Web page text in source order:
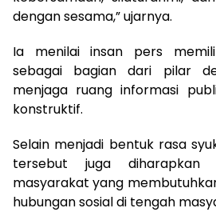
dengan sesama,” ujarnya.
Ia menilai insan pers
sebagai bagian dari pilar
menjaga ruang informasi
konstruktif.
Selain menjadi bentuk rasa
tersebut juga diharapkan
masyarakat yang
hubungan sosial di tengah